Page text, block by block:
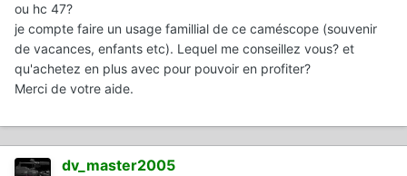
ou hc 47?
je compte faire un usage famillial de ce caméscope (souvenir
de vacances, enfants etc). Lequel me conseillez vous? et
qu'achetez en plus avec pour pouvoir en profiter?
Merci de votre aide.
dv_master2005